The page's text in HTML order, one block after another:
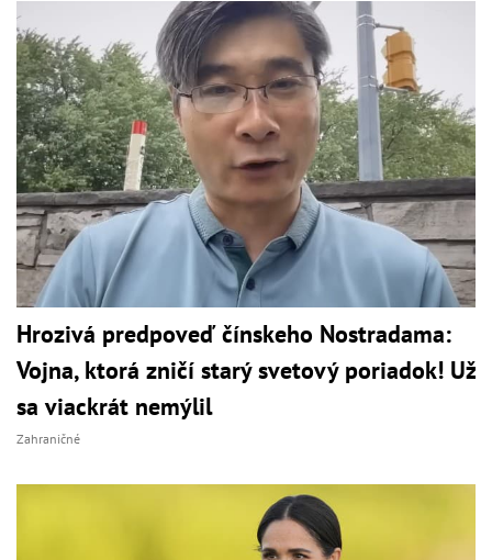
Hrozivá predpoveď čínskeho Nostradama:
Vojna, ktorá zničí starý svetový poriadok! Už
sa viackrát nemýlil
Zahraničné